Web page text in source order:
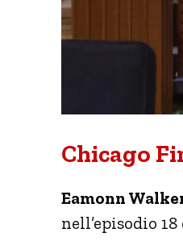
Chicago
Eamonn
nell’episodio